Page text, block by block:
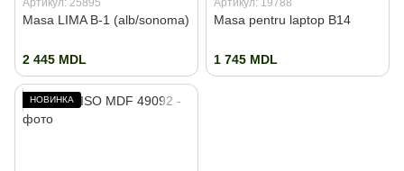
Артикул: 25895
Masa LIMA B-1 (alb/sonoma)
2 445 MDL
Артикул: 19788
Masa pentru laptop B14
1 745 MDL
НОВИНКА